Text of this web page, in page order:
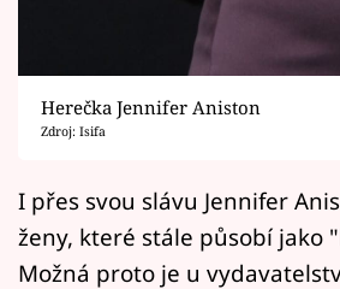
Sledujte prima+
Filmový festival Karlovy
Pořady
Mámy sobě
Přihlášení
Herečka Jennifer Aniston
Zdroj: Isifa
I přes svou slávu Jennifer
ženy, které stále působí jako
Možná proto je u